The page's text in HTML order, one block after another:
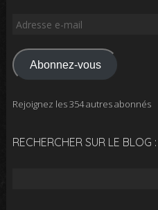
Adresse
mail
Abonnez-vous
Rejoignez les 354 autres abonnés
RECHERCHER SUR LE BLOG :